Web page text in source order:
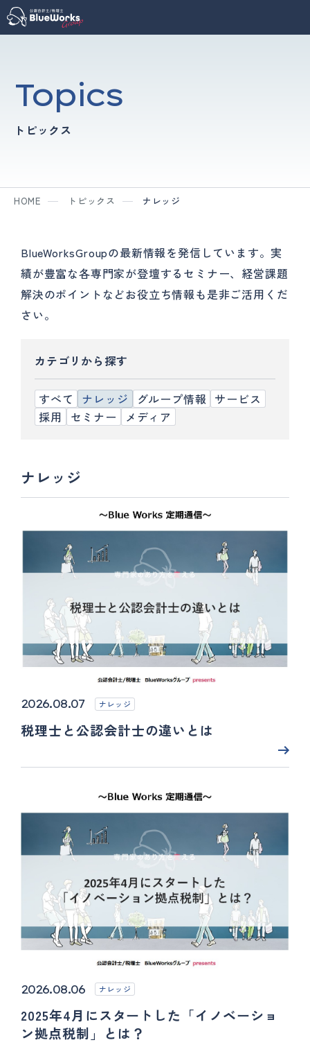
Topics
トピックス
HOME トピックス ナレッジ
BlueWorksGroupの最新情報を発信しています。 実
績が豊富な各専門家が登壇するセミナー、 経営課題
解決のポイントなどお役立ち情報も是非ご活用くだ
さい。
カテゴリから探す
すべて ナレッジ グループ情報 サービス
採用
セミナー メディア
ナレッジ
2026.08.07 ナレッジ
税理士と公認会計士の違いとは
2026.08.06 ナレッジ
2025年4月にスタートした「イノベーショ
ン拠点税制」とは？